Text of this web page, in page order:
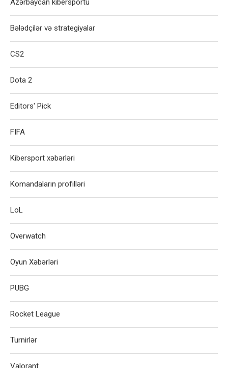
Azərbaycan kibersportu
Bələdçilər və strategiyalar
CS2
Dota 2
Editors' Pick
FIFA
Kibersport xəbərləri
Komandaların profilləri
LoL
Overwatch
Oyun Xəbərləri
PUBG
Rocket League
Turnirlər
Valorant